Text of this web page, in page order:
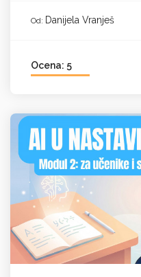
Od: Danijela Vranješ
Ocena: 5